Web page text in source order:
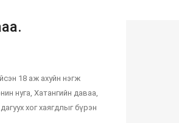
18 аж ахуйн нэгж
нуга, Хатангийн даваа,
хог хаягдлыг бүрэн